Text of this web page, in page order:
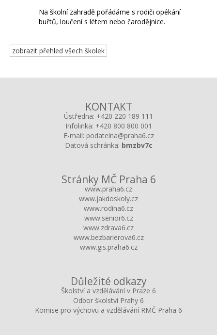
Na školní zahradě pořádáme s rodiči opékání
buřtů, loučení s létem nebo čarodějnice.
zobrazit přehled všech školek
KONTAKT
Ústředna: +420 220 189 111
Infolinka: +420 800 800 001
E-mail: podatelna@praha6.cz
Datová schránka: bmzbv7c
Stránky MČ Praha 6
www.praha6.cz
www.jakdoskoly.cz
www.rodina6.cz
www.senior6.cz
www.zdrava6.cz
www.bezbarierova6.cz
www.gis.praha6.cz
Důležité odkazy
Školství a vzdělávání v Praze 6
Odbor školství Prahy 6
Komise pro výchovu a vzdělávání RMČ Praha 6